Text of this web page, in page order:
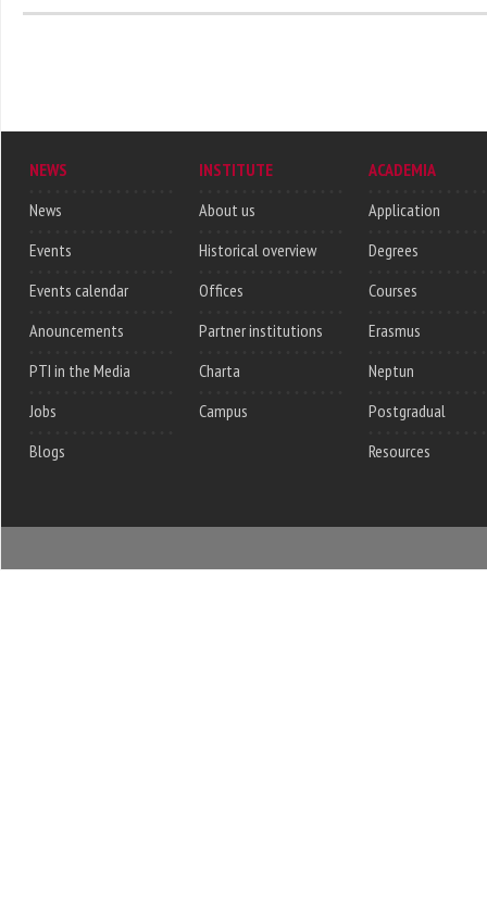
NEWS
News
Events
Events calendar
Anouncements
PTI in the Media
Jobs
Blogs
INSTITUTE
About us
Historical overview
Offices
Partner institutions
Charta
Campus
ACADEMIA
Application
Degrees
Courses
Erasmus
Neptun
Postgradual
Resources